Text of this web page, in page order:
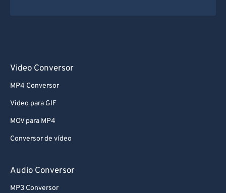
Video Conversor
MP4 Conversor
Video para GIF
MOV para MP4
Conversor de vídeo
Audio Conversor
MP3 Conversor